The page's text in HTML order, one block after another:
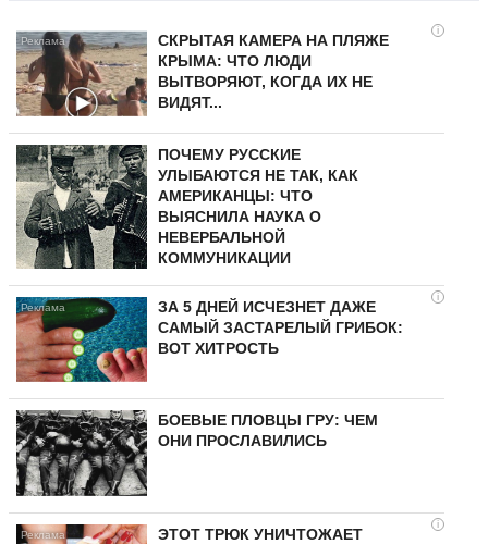
i
СКРЫТАЯ КАМЕРА НА ПЛЯЖЕ
КРЫМА: ЧТО ЛЮДИ
ВЫТВОРЯЮТ, КОГДА ИХ НЕ
ВИДЯТ...
ПОЧЕМУ РУССКИЕ
УЛЫБАЮТСЯ НЕ ТАК, КАК
АМЕРИКАНЦЫ: ЧТО
ВЫЯСНИЛА НАУКА О
НЕВЕРБАЛЬНОЙ
КОММУНИКАЦИИ
i
ЗА 5 ДНЕЙ ИСЧЕЗНЕТ ДАЖЕ
САМЫЙ ЗАСТАРЕЛЫЙ ГРИБОК:
ВОТ ХИТРОСТЬ
БОЕВЫЕ ПЛОВЦЫ ГРУ: ЧЕМ
ОНИ ПРОСЛАВИЛИСЬ
i
ЭТОТ ТРЮК УНИЧТОЖАЕТ